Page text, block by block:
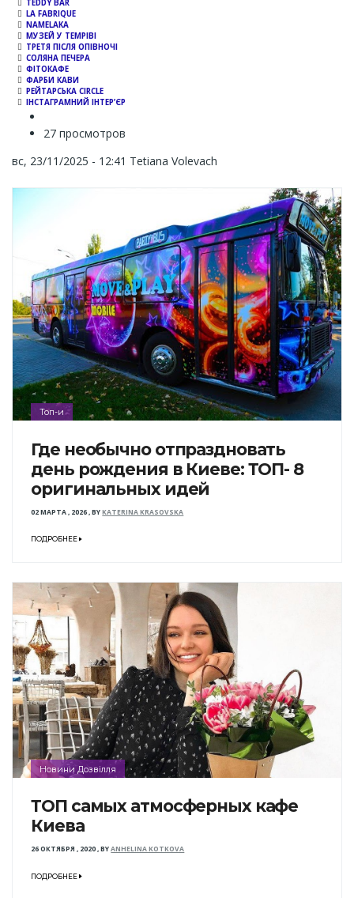
TEDDY BAR
LA FABRIQUE
NAMELAKA
МУЗЕЙ У ТЕМРІВІ
ТРЕТЯ ПІСЛЯ ОПІВНОЧІ
СОЛЯНА ПЕЧЕРА
ФІТОКАФЕ
ФАРБИ КАВИ
РЕЙТАРСЬКА CIRCLE
ІНСТАГРАМНИЙ ІНТЕР’ЄР
27 просмотров
вс, 23/11/2025 - 12:41 Tetiana Volevach
Топ-и
Где необычно отпраздновать
день рождения в Киеве: ТОП- 8
оригинальных идей
02 МАРТА , 2026,BYKATERINA KRASOVSKA
ПОДРОБНЕЕ
Новини Дозвілля
ТОП самых атмосферных кафе
Киева
26 ОКТЯБРЯ , 2020,BYANHELINA KOTKOVA
ПОДРОБНЕЕ